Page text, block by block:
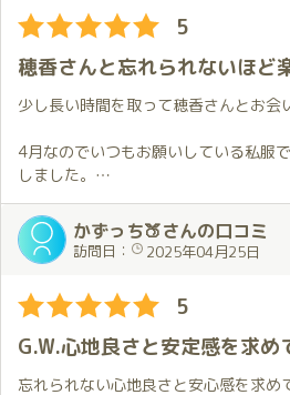
後は２人の世界💕
ほのかちゃんは髪が前より短くなって
ってた✨
おもてなしもいつも以上に絶品で、か
でも、それが本当にいい😍
身体は新年度の仕事で疲れてるのに、
以上に元気になり↗️本当に充実した時
さすがに終わった後はぐったりで、帰
た。
最近ではYouTubeにも活動の場を拡げ
と大活躍のほのかちゃん✨
近寄りがたい印象を持つ方もいると思
で、おもてなし精神にあふれた魅力的
眼鏡女子がお好きなら、穂香さんの最
します。
5
少し長い時間を取って穂香さんとお会
4月なのでいつもお願いしている私服
しました。
写真では拝見していた衣装なので何と
したが、思っていたよりもハグしたと
意外でした。
バニー姿を見ながら階段を上がるのは
て楽しかったです。
私服のリクエストが多かったのですが
してみたいと思いました。
バニー姿を楽しみながらお部屋に着く
かずっち🍑さんの口コミ
訪問日： 2025年04月25日
5
G.W.心地良さと安定感を求め
忘れられない心地良さと安心感を求め